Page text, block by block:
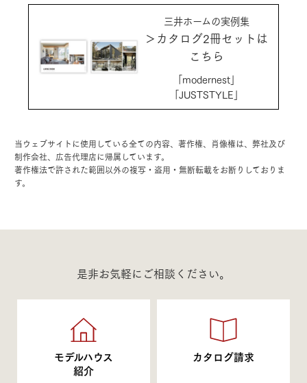
三井ホームの実例集
＞カタログ2冊セットは
こちら
「modernest」
「JUSTSTYLE」
当ウェブサイトに使用している全ての内容、著作権、肖像権は、弊社及び
制作会社、広告代理店に帰属しています。
著作権法で許された範囲以外の複写・盗用・無断転載をお断りしておりま
す。
是非お気軽にご相談ください。
モデルハウス
紹介
カタログ請求